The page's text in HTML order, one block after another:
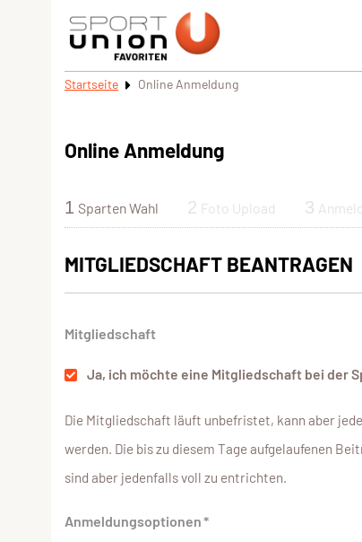
Startseite Online Anmeldung
Online Anmeldung
1 Sparten Wahl 2 Foto Upload 3
MITGLIEDSCHAFT BEANTRAGEN
Mitgliedschaft
Ja, ich möchte eine Mitgliedschaft bei der
Die Mitgliedschaft läuft unbefristet, kann aber
werden. Die bis zu diesem Tage aufgelaufenen
sind aber jedenfalls voll zu entrichten.
Anmeldungsoptionen*